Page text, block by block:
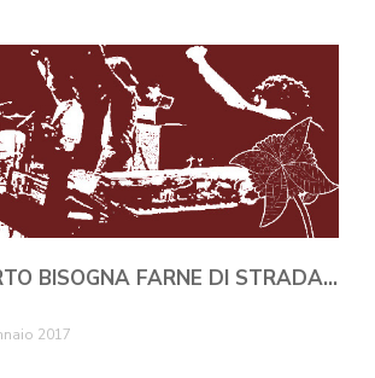
BISOGNA FARNE DI STRADA…
2017